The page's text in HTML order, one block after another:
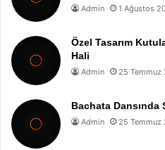
Admin 1 Ağustos
Özel Tasarım
Hali
Admin 25 Temmuz
Bachata Dansında
Admin 25 Temmuz